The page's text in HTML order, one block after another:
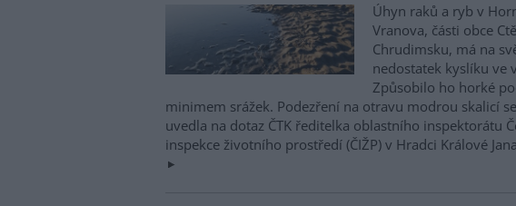
Úhyn raků a ryb v
Vranova, části obce
Chrudimsku, má na
nedostatek kyslíku ve
Způsobilo ho horké
minimem srážek. Podezření na otravu modrou skalicí
uvedla na dotaz ČTK ředitelka oblastního inspektorátu
inspekce životního prostředí (ČIŽP) v Hradci Králové